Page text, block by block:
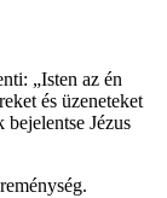
„Isten az én
és üzeneteket
Jézus